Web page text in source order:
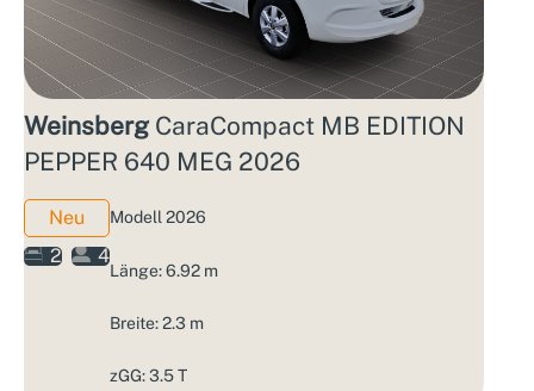
Weinsberg CaraCompact MB EDITION
PEPPER 640 MEG 2026
Neu
2
4
Modell 2026
Länge: 6.92 m
Breite: 2.3 m
zGG: 3.5 T